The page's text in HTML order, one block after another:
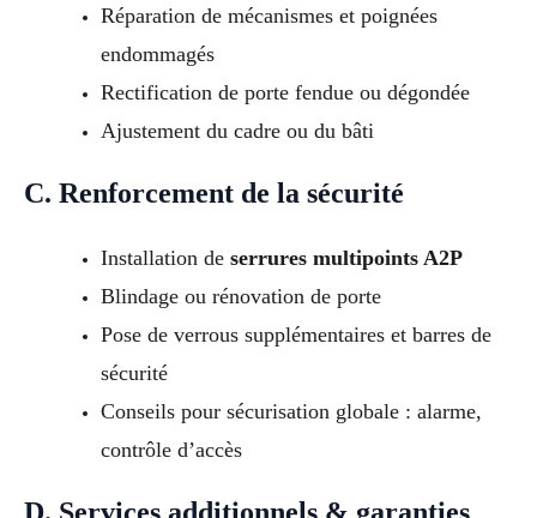
Réparation de mécanismes et poignées
endommagés
Rectification de porte fendue ou dégondée
Ajustement du cadre ou du bâti
C. Renforcement de la sécurité
Installation de serrures multipoints A2P
Blindage ou rénovation de porte
Pose de verrous supplémentaires et barres de
sécurité
Conseils pour sécurisation globale : alarme,
contrôle d’accès
D. Services additionnels & garanties